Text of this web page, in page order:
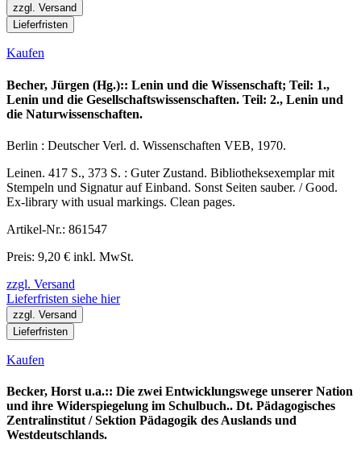
zzgl. Versand
Lieferfristen
Kaufen
Becher, Jürgen (Hg.):: Lenin und die Wissenschaft; Teil: 1.,
Lenin und die Gesellschaftswissenschaften. Teil: 2., Lenin und
die Naturwissenschaften.
Berlin : Deutscher Verl. d. Wissenschaften VEB, 1970.
Leinen. 417 S., 373 S. : Guter Zustand. Bibliotheksexemplar mit
Stempeln und Signatur auf Einband. Sonst Seiten sauber. / Good.
Ex-library with usual markings. Clean pages.
Artikel-Nr.: 861547
Preis: 9,20 € inkl. MwSt.
zzgl. Versand
Lieferfristen siehe hier
zzgl. Versand
Lieferfristen
Kaufen
Becker, Horst u.a.:: Die zwei Entwicklungswege unserer Nation
und ihre Widerspiegelung im Schulbuch.. Dt. Pädagogisches
Zentralinstitut / Sektion Pädagogik des Auslands und
Westdeutschlands.